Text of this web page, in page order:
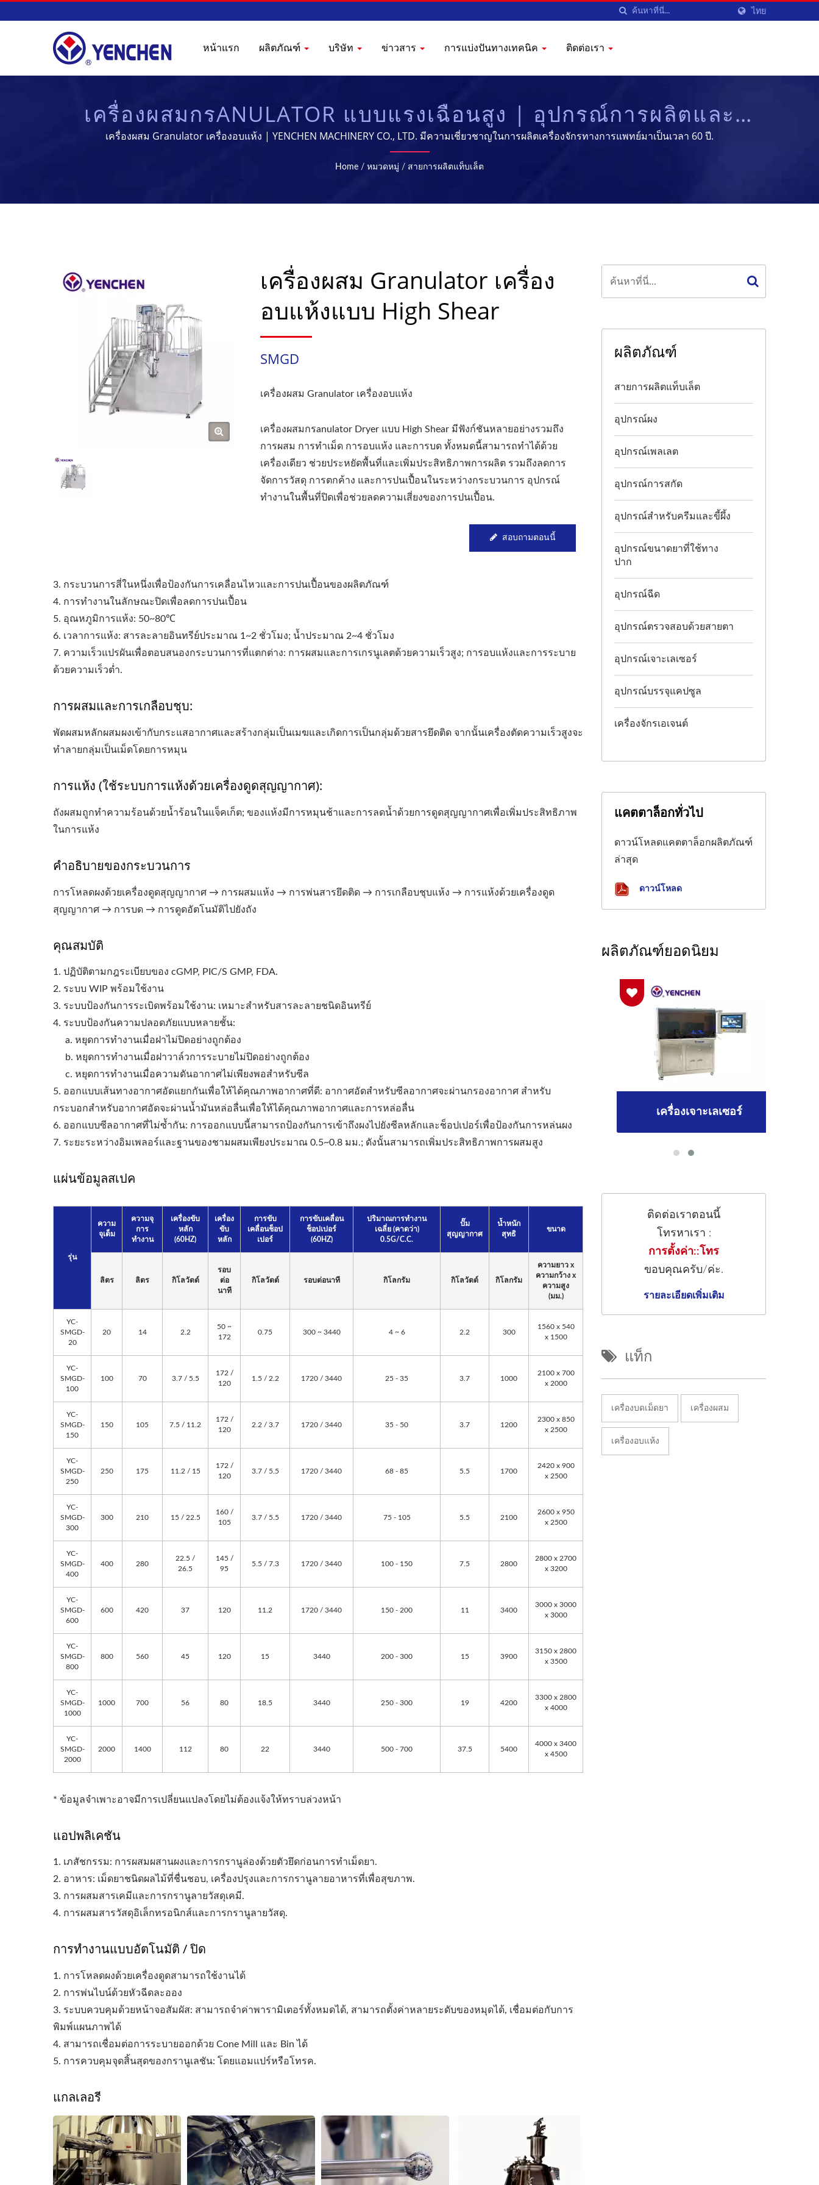
ไทย
หน้าแรก ผลิตภัณฑ์ บริษัท ข่าวสาร การแบ่งปันทางเทคนิค ติดต่อเรา
เครื่องผสมกรANULATOR แบบแรงเฉือนสูง | อุปกรณ์การผลิตและ
การประมวลผลทางเภสัชกรรม | YENCHEN
เครื่องผสม Granulator เครื่องอบแห้ง | YENCHEN MACHINERY CO., LTD. มีความเชี่ยวชาญในการผลิตเครื่องจักรทางการแพทย์มาเป็นเวลา 60 ปี.
Home / หมวดหมู่ / สายการผลิตแท็บเล็ต
เครื่องผสม Granulator เครื่อง
อบแห้งแบบ High Shear
SMGD
เครื่องผสม Granulator เครื่องอบแห้ง
เครื่องผสมกรanulator Dryer แบบ High Shear มีฟังก์ชันหลายอย่างรวมถึง
การผสม การทำเม็ด การอบแห้ง และการบด ทั้งหมดนี้สามารถทำได้ด้วย
เครื่องเดียว ช่วยประหยัดพื้นที่และเพิ่มประสิทธิภาพการผลิต รวมถึงลดการ
จัดการวัสดุ การตกค้าง และการปนเปื้อนในระหว่างกระบวนการ อุปกรณ์
ทำงานในพื้นที่ปิดเพื่อช่วยลดความเสี่ยงของการปนเปื้อน.
สอบถามตอนนี้
3. กระบวนการสี่ในหนึ่งเพื่อป้องกันการเคลื่อนไหวและการปนเปื้อนของผลิตภัณฑ์
4. การทำงานในลักษณะปิดเพื่อลดการปนเปื้อน
5. อุณหภูมิการแห้ง: 50~80℃
6. เวลาการแห้ง: สารละลายอินทรีย์ประมาณ 1~2 ชั่วโมง; น้ำประมาณ 2~4 ชั่วโมง
7. ความเร็วแปรผันเพื่อตอบสนองกระบวนการที่แตกต่าง: การผสมและการเกรนูเลตด้วยความเร็วสูง; การอบแห้งและการระบาย
ด้วยความเร็วต่ำ.
การผสมและการเกลือบชุบ:
พัดผสมหลักผสมผงเข้ากับกระแสอากาศและสร้างกลุ่มเป็นเมฆและเกิดการเป็นกลุ่มด้วยสารยึดติด จากนั้นเครื่องตัดความเร็วสูงจะ
ทำลายกลุ่มเป็นเม็ดโดยการหมุน
การแห้ง (ใช้ระบบการแห้งด้วยเครื่องดูดสุญญากาศ):
ถังผสมถูกทำความร้อนด้วยน้ำร้อนในแจ็คเก็ต; ของแห้งมีการหมุนช้าและการลดน้ำด้วยการดูดสุญญากาศเพื่อเพิ่มประสิทธิภาพ
ในการแห้ง
คำอธิบายของกระบวนการ
การโหลดผงด้วยเครื่องดูดสุญญากาศ → การผสมแห้ง → การพ่นสารยึดติด → การเกลือบชุบแห้ง → การแห้งด้วยเครื่องดูด
สุญญากาศ → การบด → การดูดอัตโนมัติไปยังถัง
คุณสมบัติ
1. ปฏิบัติตามกฎระเบียบของ cGMP, PIC/S GMP, FDA.
2. ระบบ WIP พร้อมใช้งาน
3. ระบบป้องกันการระเบิดพร้อมใช้งาน: เหมาะสำหรับสารละลายชนิดอินทรีย์
4. ระบบป้องกันความปลอดภัยแบบหลายชั้น:
a. หยุดการทำงานเมื่อฝาไม่ปิดอย่างถูกต้อง
b. หยุดการทำงานเมื่อฝาวาล์วการระบายไม่ปิดอย่างถูกต้อง
c. หยุดการทำงานเมื่อความดันอากาศไม่เพียงพอสำหรับซีล
5. ออกแบบเส้นทางอากาศอัดแยกกันเพื่อให้ได้คุณภาพอากาศที่ดี: อากาศอัดสำหรับซีลอากาศจะผ่านกรองอากาศ สำหรับ
กระบอกสำหรับอากาศอัดจะผ่านน้ำมันหล่อลื่นเพื่อให้ได้คุณภาพอากาศและการหล่อลื่น
6. ออกแบบซีลอากาศที่ไม่ซ้ำกัน: การออกแบบนี้สามารถป้องกันการเข้าถึงผงไปยังซีลหลักและช็อปเปอร์เพื่อป้องกันการหล่นผง
7. ระยะระหว่างอิมเพลอร์และฐานของชามผสมเพียงประมาณ 0.5~0.8 มม.; ดังนั้นสามารถเพิ่มประสิทธิภาพการผสมสูง
แผ่นข้อมูลสเปค
รุ่น
ความ
จุเต็ม
ความจุ
การ
ทำงาน
เครื่องขับ
หลัก
(60HZ)
เครื่อง
ขับ
หลัก
การขับ
เคลื่อนช็อป
เปอร์
การขับเคลื่อน
ช็อปเปอร์
(60HZ)
ปริมาณการทำงาน
เฉลี่ย (คาดว่า)
0.5G/C.C.
ปั๊ม
สุญญากาศ
น้ำหนัก
สุทธิ
ขนาด
ลิตร ลิตร กิโลวัตต์
รอบ
ต่อ
นาที
กิโลวัตต์ รอบต่อนาที กิโลกรัม กิโลวัตต์ กิโลกรัม
ความยาว x
ความกว้าง x
ความสูง
(มม.)
YC-
SMGD-
20
20 14 2.2
50 ~
172
0.75 300 ~ 3440 4 ~ 6 2.2 300
1560 x 540
x 1500
YC-
SMGD-
100
100 70 3.7 / 5.5
172 /
120
1.5 / 2.2 1720 / 3440 25 - 35 3.7 1000
2100 x 700
x 2000
YC-
SMGD-
150
150 105 7.5 / 11.2
172 /
120
2.2 / 3.7 1720 / 3440 35 - 50 3.7 1200
2300 x 850
x 2500
YC-
SMGD-
250
250 175 11.2 / 15
172 /
120
3.7 / 5.5 1720 / 3440 68 - 85 5.5 1700
2420 x 900
x 2500
YC-
SMGD-
300
300 210 15 / 22.5
160 /
105
3.7 / 5.5 1720 / 3440 75 - 105 5.5 2100
2600 x 950
x 2500
YC-
SMGD-
400
400 280
22.5 /
26.5
145 /
95
5.5 / 7.3 1720 / 3440 100 - 150 7.5 2800
2800 x 2700
x 3200
YC-
SMGD-
600
600 420 37 120 11.2 1720 / 3440 150 - 200 11 3400
3000 x 3000
x 3000
YC-
SMGD-
800
800 560 45 120 15 3440 200 - 300 15 3900
3150 x 2800
x 3500
YC-
SMGD-
1000
1000 700 56 80 18.5 3440 250 - 300 19 4200
3300 x 2800
x 4000
YC-
SMGD-
2000
2000 1400 112 80 22 3440 500 - 700 37.5 5400
4000 x 3400
x 4500
* ข้อมูลจำเพาะอาจมีการเปลี่ยนแปลงโดยไม่ต้องแจ้งให้ทราบล่วงหน้า
แอปพลิเคชัน
1. เภสัชกรรม: การผสมผสานผงและการกรานูล่องด้วยตัวยึดก่อนการทำเม็ดยา.
2. อาหาร: เม็ดยาชนิดผลไม้ที่ชื่นชอบ, เครื่องปรุงและการกรานูลายอาหารที่เพื่อสุขภาพ.
3. การผสมสารเคมีและการกรานูลายวัสดุเคมี.
4. การผสมสารวัสดุอิเล็กทรอนิกส์และการกรานูลายวัสดุ.
การทำงานแบบอัตโนมัติ / ปิด
1. การโหลดผงด้วยเครื่องดูดสามารถใช้งานได้
2. การพ่นไบน์ด้วยหัวฉีดละออง
3. ระบบควบคุมด้วยหน้าจอสัมผัส: สามารถจำค่าพารามิเตอร์ทั้งหมดได้, สามารถตั้งค่าหลายระดับของหมุดได้, เชื่อมต่อกับการ
พิมพ์แผนภาพได้
4. สามารถเชื่อมต่อการระบายออกด้วย Cone Mill และ Bin ได้
5. การควบคุมจุดสิ้นสุดของกรานูเลชัน: โดยแอมแปร์หรือโทรค.
แกลเลอรี
ผลิตภัณฑ์
สายการผลิตแท็บเล็ต
อุปกรณ์ผง
อุปกรณ์เพลเลต
อุปกรณ์การสกัด
อุปกรณ์สำหรับครีมและขี้ผึ้ง
อุปกรณ์ขนาดยาที่ใช้ทาง
ปาก
อุปกรณ์ฉีด
อุปกรณ์ตรวจสอบด้วยสายตา
อุปกรณ์เจาะเลเซอร์
อุปกรณ์บรรจุแคปซูล
เครื่องจักรเอเจนต์
แคตตาล็อกทั่วไป
ดาวน์โหลดแคตตาล็อกผลิตภัณฑ์
ล่าสุด
ดาวน์โหลด
ผลิตภัณฑ์ยอดนิยม
เครื่องอัดรีดแบบโรลเลอร์ เครื่องเจาะเลเซอร์ เครื่องเจาะเลเซอร์
ติดต่อเราตอนนี้
โทรหาเรา :
การตั้งค่า::โทร
ขอบคุณครับ/ค่ะ.
รายละเอียดเพิ่มเติม
แท็ก
เครื่องบดเม็ดยา เครื่องผสม
เครื่องอบแห้ง